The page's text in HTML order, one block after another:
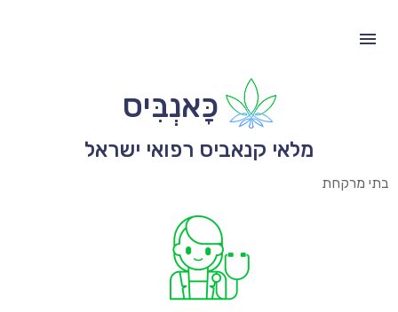
כָּאנְבִּיס
מלאי קנאביס רפואי ישראל
בתי מרקחת